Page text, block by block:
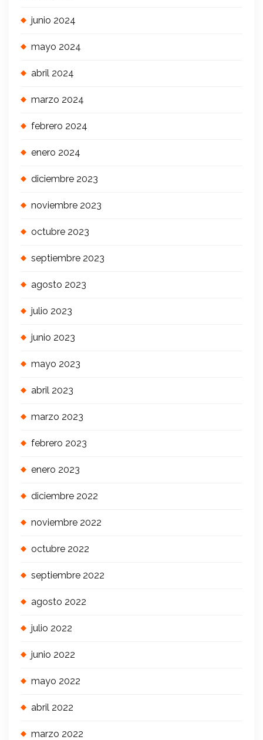
junio 2024
mayo 2024
abril 2024
marzo 2024
febrero 2024
enero 2024
diciembre 2023
noviembre 2023
octubre 2023
septiembre 2023
agosto 2023
julio 2023
junio 2023
mayo 2023
abril 2023
marzo 2023
febrero 2023
enero 2023
diciembre 2022
noviembre 2022
octubre 2022
septiembre 2022
agosto 2022
julio 2022
junio 2022
mayo 2022
abril 2022
marzo 2022